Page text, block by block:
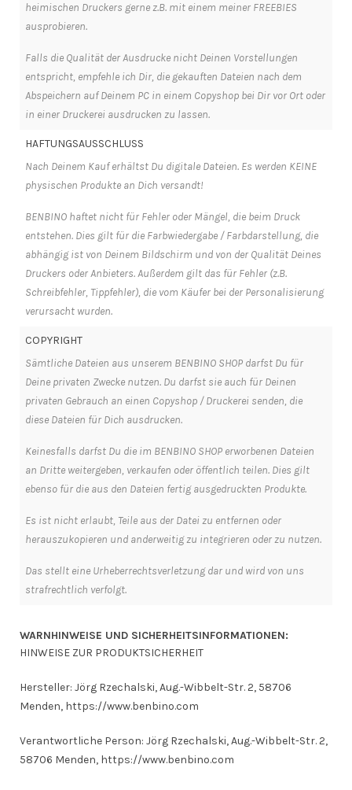
heimischen Druckers gerne z.B. mit einem meiner FREEBIES
ausprobieren.
Falls die Qualität der Ausdrucke nicht Deinen Vorstellungen
entspricht, empfehle ich Dir, die gekauften Dateien nach dem
Abspeichern auf Deinem PC in einem Copyshop bei Dir vor Ort oder
in einer Druckerei ausdrucken zu lassen.
HAFTUNGSAUSSCHLUSS
Nach Deinem Kauf erhältst Du digitale Dateien. Es werden KEINE
physischen Produkte an Dich versandt!
BENBINO haftet nicht für Fehler oder Mängel, die beim Druck
entstehen. Dies gilt für die Farbwiedergabe / Farbdarstellung, die
abhängig ist von Deinem Bildschirm und von der Qualität Deines
Druckers oder Anbieters. Außerdem gilt das für Fehler (z.B.
Schreibfehler, Tippfehler), die vom Käufer bei der Personalisierung
verursacht wurden.
COPYRIGHT
Sämtliche Dateien aus unserem BENBINO SHOP darfst Du für
Deine privaten Zwecke nutzen. Du darfst sie auch für Deinen
privaten Gebrauch an einen Copyshop / Druckerei senden, die
diese Dateien für Dich ausdrucken.
Keinesfalls darfst Du die im BENBINO SHOP erworbenen Dateien
an Dritte weitergeben, verkaufen oder öffentlich teilen. Dies gilt
ebenso für die aus den Dateien fertig ausgedruckten Produkte.
Es ist nicht erlaubt, Teile aus der Datei zu entfernen oder
herauszukopieren und anderweitig zu integrieren oder zu nutzen.
Das stellt eine Urheberrechtsverletzung dar und wird von uns
strafrechtlich verfolgt.
WARNHINWEISE UND SICHERHEITSINFORMATIONEN:
HINWEISE ZUR PRODUKTSICHERHEIT
Hersteller: Jörg Rzechalski, Aug.-Wibbelt-Str. 2, 58706
Menden, https://www.benbino.com
Verantwortliche Person: Jörg Rzechalski, Aug.-Wibbelt-Str. 2,
58706 Menden, https://www.benbino.com